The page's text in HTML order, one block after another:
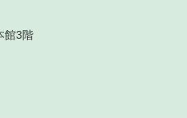
館3階